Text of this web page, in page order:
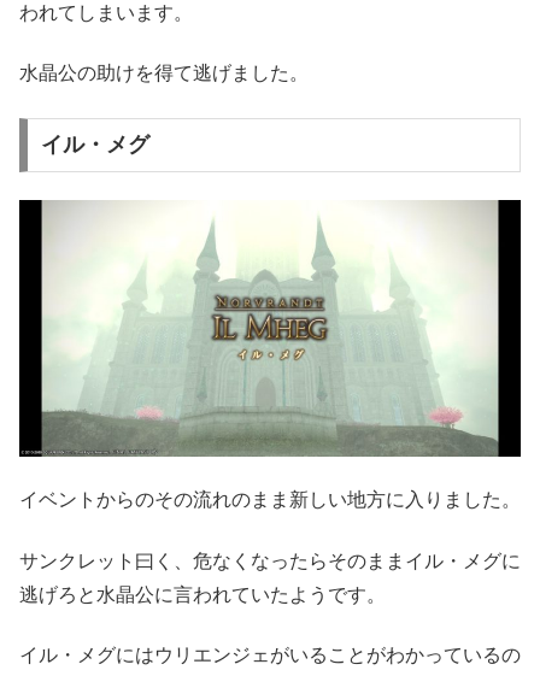
われてしまいます。
水晶公の助けを得て逃げました。
イル・メグ
イベントからのその流れのまま新しい地方に入りました。
サンクレット曰く、危なくなったらそのままイル・メグに
逃げろと水晶公に言われていたようです。
イル・メグにはウリエンジェがいることがわかっているの